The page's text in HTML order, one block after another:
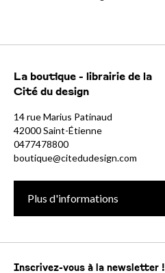
La boutique - librairie de la
Cité du design
14 rue Marius Patinaud
42000 Saint-Étienne
0477478800
boutique@citedudesign.com
Plus d'informations
Inscrivez-vous à la newsletter !